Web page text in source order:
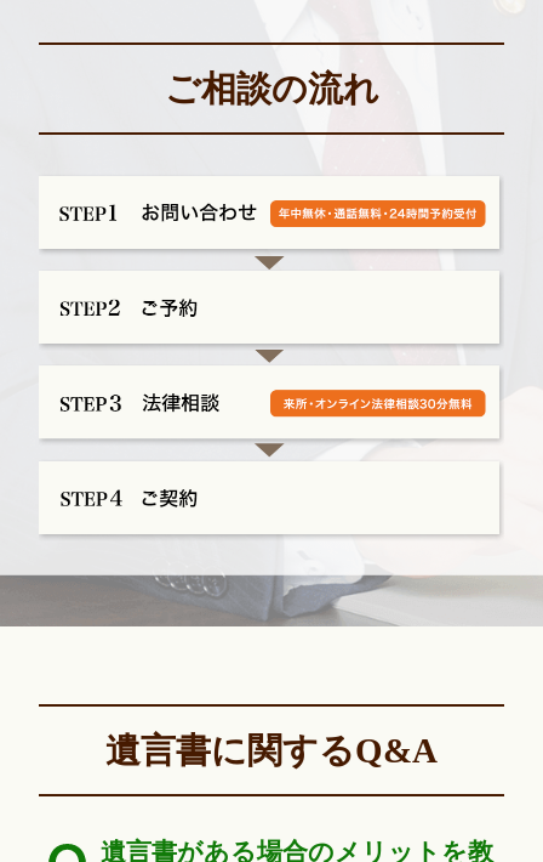
ご相談の流れ
遺言書に関するQ&A
遺言書がある場合のメリットを教